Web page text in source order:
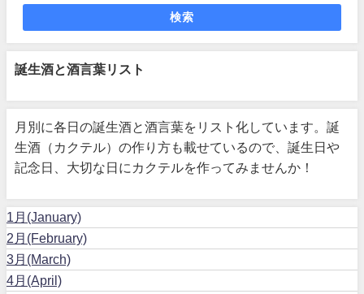
検索
誕生酒と酒言葉リスト
月別に各日の誕生酒と酒言葉をリスト化しています。誕
生酒（カクテル）の作り方も載せているので、誕生日や
記念日、大切な日にカクテルを作ってみませんか！
1月(January)
2月(February)
3月(March)
4月(April)